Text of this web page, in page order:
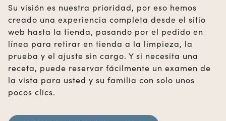
Su visión es nuestra prioridad, por eso hemos
creado una experiencia completa desde el sitio
web hasta la tienda, pasando por el pedido en
línea para retirar en tienda a la limpieza, la
prueba y el ajuste sin cargo. Y si necesita una
receta, puede reservar fácilmente un examen de
la vista para usted y su familia con solo unos
pocos clics.